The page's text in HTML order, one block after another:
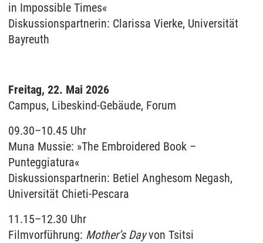
in Impossible Times«
Diskussionspartnerin: Clarissa Vierke, Universität
Bayreuth
Freitag, 22. Mai 2026
Campus, Libeskind-Gebäude, Forum
09.30–10.45 Uhr
Muna Mussie: »The Embroidered Book –
Punteggiatura«
Diskussionspartnerin: Betiel Anghesom Negash,
Universität Chieti-Pescara
11.15–12.30 Uhr
Filmvorführung: Mother’s Dayvon Tsitsi